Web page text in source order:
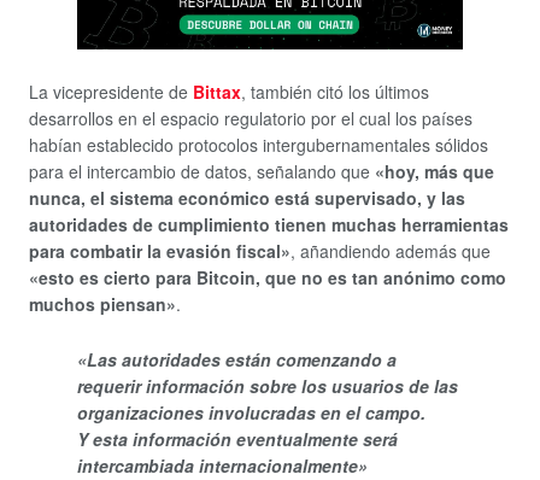
La vicepresidente de Bittax, también citó los últimos
desarrollos en el espacio regulatorio por el cual los países
habían establecido protocolos intergubernamentales sólidos
para el intercambio de datos, señalando que «hoy, más que
nunca, el sistema económico está supervisado, y las
autoridades de cumplimiento tienen muchas herramientas
para combatir la evasión fiscal», añandiendo además que
«esto es cierto para Bitcoin, que no es tan anónimo como
muchos piensan».
«Las autoridades están comenzando a
requerir información sobre los usuarios de las
organizaciones involucradas en el campo.
Y esta información eventualmente será
intercambiada internacionalmente»